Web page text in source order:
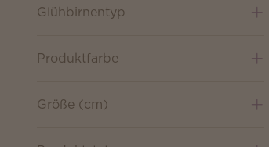
Glühbirnentyp
Produktfarbe
Größe (cm)